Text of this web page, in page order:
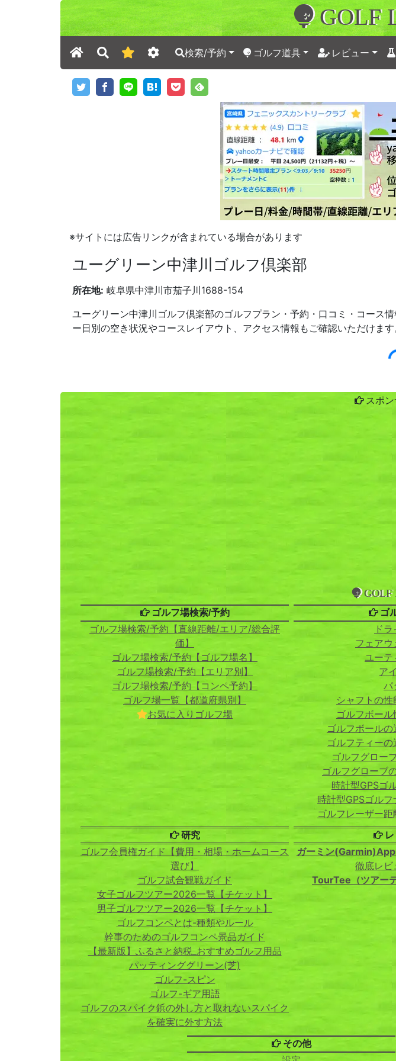
GOLF
検索/予約 ゴルフ道具 レビュー
※サイトには広告リンクが含まれている場合があります
ユーグリーン中津川ゴルフ倶楽部
所在地: 岐阜県中津川市茄子川1688-154
ユーグリーン中津川ゴルフ倶楽部のゴルフプラン・予約・口コミ・コース
ー日別の空き状況やコースレイアウト、アクセス情報もご確認いただけます
スポ
GOLF
ゴルフ場検索/予約
ゴルフ場検索/予約【直線距離/エリア/総合評
価】
ゴルフ場検索/予約【ゴルフ場名】
ゴルフ場検索/予約【エリア別】
ゴルフ場検索/予約【コンペ予約】
ゴルフ場一覧【都道府県別】
お気に入りゴルフ場
ゴ
ド
フェアウ
ユーテ
ア
パ
シャフトの
ゴルフボー
ゴルフボール
ゴルフティー
ゴルフグロー
ゴルフグローブ
時計型GPSゴ
時計型GPSゴル
ゴルフレーザー
研究
ゴルフ会員権ガイド【費用・相場・ホームコース
選び】
ゴルフ試合観戦ガイド
女子ゴルフツアー2026一覧【チケット】
男子ゴルフツアー2026一覧【チケット】
ゴルフコンペとは-種類やルール
幹事のためのゴルフコンペ景品ガイド
【最新版】ふるさと納税_おすすめゴルフ用品
パッティンググリーン(芝)
ゴルフ-スピン
ゴルフ-ギア用語
ゴルフのスパイク鋲の外し方と取れないスパイク
を確実に外す方法
ガーミン
徹底レビ
TourTee（ツアー
その他